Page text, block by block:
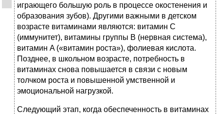
играющего большую роль в процессе окостенения и
образования зубов). Другими важными в детском
возрасте витаминами являются: витамин C
(иммунитет), витамины группы B (нервная система),
витамин A («витамин роста»), фолиевая кислота.
Позднее, в школьном возрасте, потребность в
витаминах снова повышается в связи с новым
толчком роста и повышенной умственной и
эмоциональной нагрузкой.
Следующий этап, когда обеспеченность в витаминах